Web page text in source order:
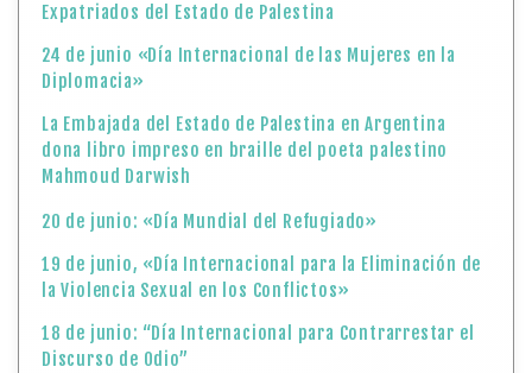
Expatriados del Estado de Palestina
24 de junio «Día Internacional de las Mujeres en la
Diplomacia»
La Embajada del Estado de Palestina en Argentina
dona libro impreso en braille del poeta palestino
Mahmoud Darwish
20 de junio: «Día Mundial del Refugiado»
19 de junio, «Día Internacional para la Eliminación de
la Violencia Sexual en los Conflictos»
18 de junio: “Día Internacional para Contrarrestar el
Discurso de Odio”